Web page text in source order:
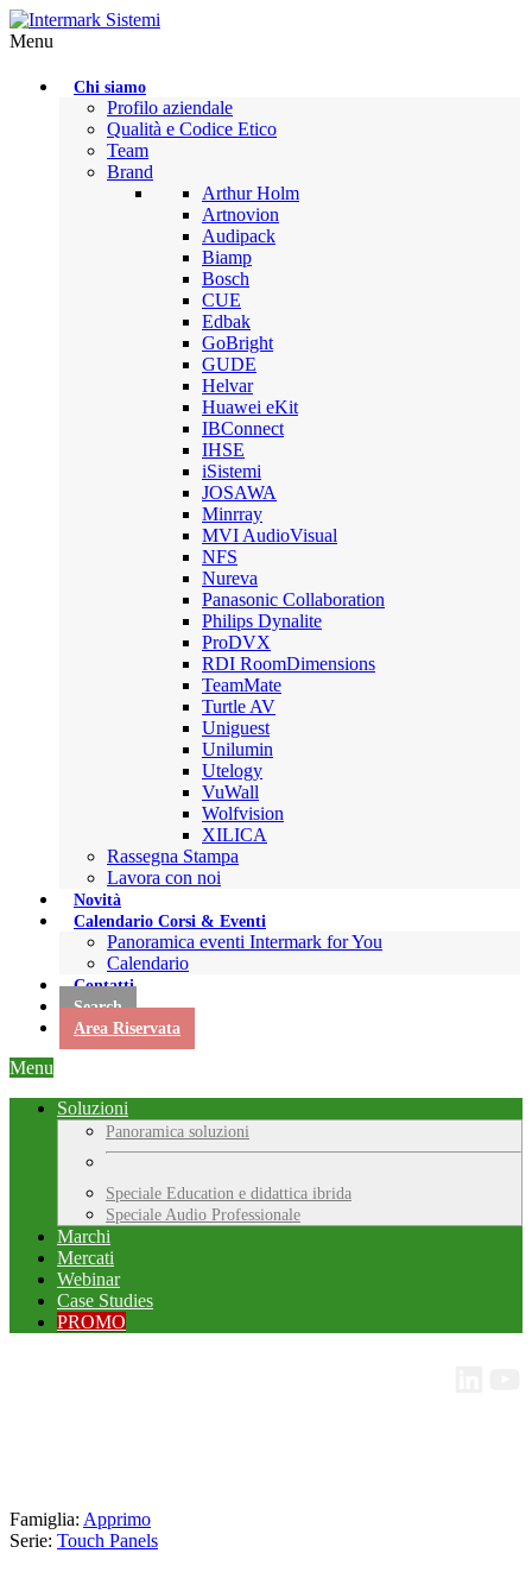
Menu
Chi siamo
Profilo aziendale
Qualità e Codice Etico
Team
Brand
Arthur Holm
Artnovion
Audipack
Biamp
Bosch
CUE
Edbak
GoBright
GUDE
Helvar
Huawei eKit
IBConnect
IHSE
iSistemi
JOSAWA
Minrray
MVI AudioVisual
NFS
Nureva
Panasonic Collaboration
Philips Dynalite
ProDVX
RDI RoomDimensions
TeamMate
Turtle AV
Uniguest
Unilumin
Utelogy
VuWall
Wolfvision
XILICA
Rassegna Stampa
Lavora con noi
Novità
Calendario Corsi & Eventi
Panoramica eventi Intermark for You
Calendario
Contatti
Search
Area Riservata
Menu
Soluzioni
Panoramica soluzioni
Speciale Education e didattica ibrida
Speciale Audio Professionale
Marchi
Mercati
Webinar
Case Studies
PROMO
Famiglia: Apprimo
Serie: Touch Panels